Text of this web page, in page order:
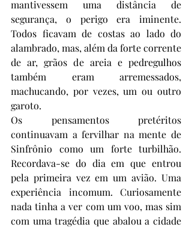
mantivessem uma distância de
segurança, o perigo era iminente.
Todos ficavam de costas ao lado do
alambrado, mas, além da forte corrente
de ar, grãos de areia e pedregulhos
também eram arremessados,
machucando, por vezes, um ou outro
garoto.
Os pensamentos pretéritos
continuavam a fervilhar na mente de
Sinfrônio como um forte turbilhão.
Recordava-se do dia em que entrou
pela primeira vez em um avião. Uma
experiência incomum. Curiosamente
nada tinha a ver com um voo, mas sim
com uma tragédia que abalou a cidade